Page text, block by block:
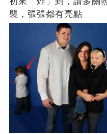
襲，張張都有亮點